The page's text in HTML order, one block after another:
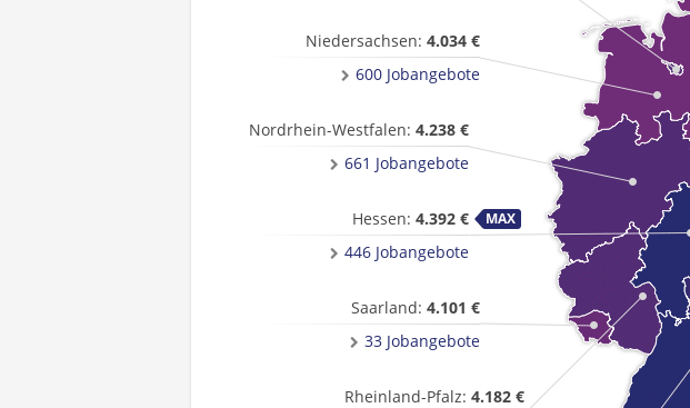
Hessen: 4.392 €
446 Jobangebote
Niedersachsen: 4.034 €
600 Jobangebote
Nordrhein-Westfalen: 4.238 €
661 Jobangebote
Rheinland-Pfalz: 4.182 €
Saarland: 4.101 €
33 Jobangebote